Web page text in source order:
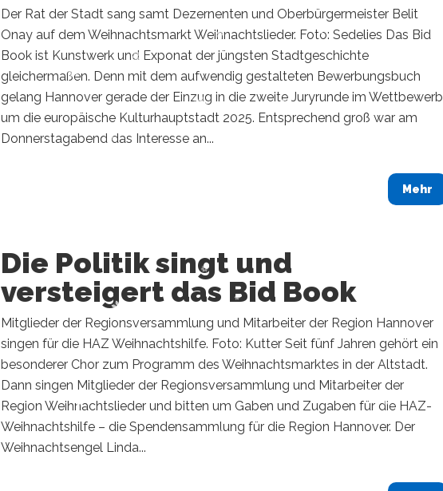
Der Rat der Stadt sang samt Dezernenten und Oberbürgermeister Belit
Onay auf dem Weihnachtsmarkt Weihnachtslieder. Foto: Sedelies Das Bid
Book ist Kunstwerk und Exponat der jüngsten Stadtgeschichte
gleichermaßen. Denn mit dem aufwendig gestalteten Bewerbungsbuch
gelang Hannover gerade der Einzug in die zweite Juryrunde im Wettbewerb
um die europäische Kulturhauptstadt 2025. Entsprechend groß war am
Donnerstagabend das Interesse an...
Mehr
Die Politik singt und
versteigert das Bid Book
Mitglieder der Regionsversammlung und Mitarbeiter der Region Hannover
singen für die HAZ Weihnachtshilfe. Foto: Kutter Seit fünf Jahren gehört ein
besonderer Chor zum Programm des Weihnachtsmarktes in der Altstadt.
Dann singen Mitglieder der Regionsversammlung und Mitarbeiter der
Region Weihnachtslieder und bitten um Gaben und Zugaben für die HAZ-
Weihnachtshilfe – die Spendensammlung für die Region Hannover. Der
Weihnachtsengel Linda...